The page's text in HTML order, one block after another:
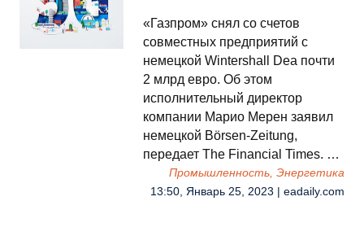
«Газпром» снял со счетов
совместных предприятий с
немецкой Wintershall Dea почти
2 млрд евро. Об этом
исполнительный директор
компании Марио Мерен заявил
немецкой Börsen-Zeitung,
передает The Financial Times. …
Промышленность, Энергетика
13:50, Январь 25, 2023 | eadaily.com